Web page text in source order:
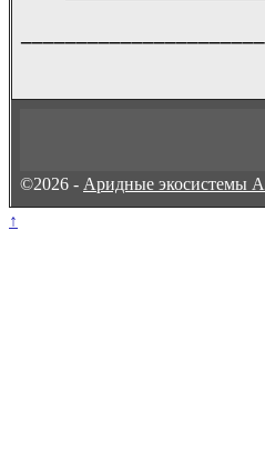
©2026 - Аридные экосистемы
↑